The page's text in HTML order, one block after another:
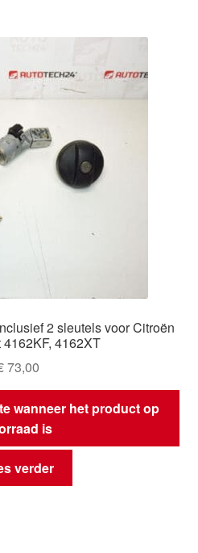
2 sleutels voor Citroën
4162XT
73,00
wanneer het product op
is
verder